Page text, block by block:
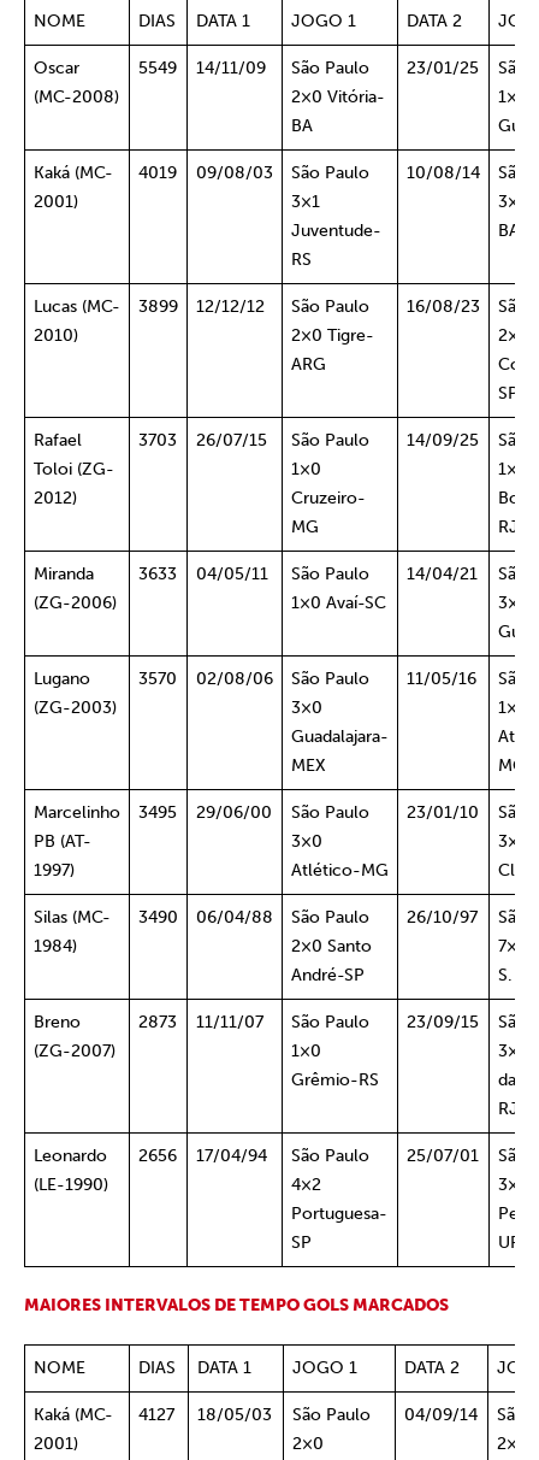
NOME DIAS DATA 1 JOGO 1 DATA 2
Oscar
(MC-2008)
5549 14/11/09
São Paulo
2×0 Vitória-
BA
23/01/25
São
1×0
Kaká (MC-
2001)
4019 09/08/03
São Paulo
3×1
Juventude-
RS
10/08/14
São
3×1
BA
Lucas (MC-
2010)
3899 12/12/12
São Paulo
2×0 Tigre-
ARG
16/08/23
São
2×0
SP
Rafael
Toloi (ZG-
2012)
3703 26/07/15
São Paulo
1×0
Cruzeiro-
MG
14/09/25
São
1×0
RJ
Miranda
(ZG-2006)
3633 04/05/11
São Paulo
1×0 Avaí-SC
14/04/21
São
3×2
Lugano
(ZG-2003)
3570 02/08/06
São Paulo
3×0
Guadalajara-
MEX
11/05/16
São
1×0
MG
Marcelinho
PB (AT-
1997)
3495 29/06/00
São Paulo
3×0
Atlético-MG
23/01/10
São
3×0
Silas (MC-
1984)
3490 06/04/88
São Paulo
2×0 Santo
André-SP
26/10/97
São
7×1
S.
Breno
(ZG-2007)
2873 11/11/07
São Paulo
1×0
Grêmio-RS
23/09/15
São
3×0
da
RJ
Leonardo
(LE-1990)
2656 17/04/94
São Paulo
4×2
Portuguesa-
SP
25/07/01
São
3×0
URU
MAIORES INTERVALOS DE TEMPO GOLS MARCADOS
NOME DIAS DATA 1 JOGO 1 DATA 2
Kaká (MC-
2001)
4127 18/05/03
São Paulo
2×0
04/09/14
São
2×0